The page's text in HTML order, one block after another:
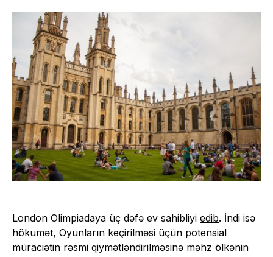
London Olimpiadaya üç dəfə ev sahibliyi edib. İndi isə
hökumət, Oyunların keçirilməsi üçün potensial
müraciətin rəsmi qiymətləndirilməsinə məhz ölkənin